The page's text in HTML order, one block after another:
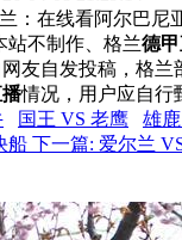
：在线看阿尔巴尼
站不制作、格兰德
友自发投稿，格
情况，用户应自行
国王 VS 老鹰 雄
船 下一篇: 爱尔兰